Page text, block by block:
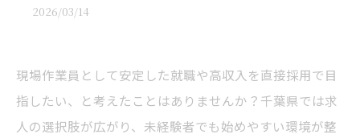
2026/03/14
現場作業員として安定した就職や高収入を直接採用で目
指したい、と考えたことはありませんか？千葉県では求
人の選択肢が広がり、未経験者でも始めやすい環境が整